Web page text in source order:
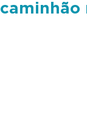
caminhão